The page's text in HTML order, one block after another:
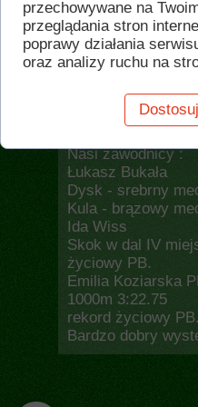
odbyły się
Nasi zawodnicy :
Łukasz Bukała
Dysk - srebrny
Kula - brązowy
Ida Wiss
Skok w dal IV
życiowy PB.
Emilia Koziarska
1000m 3:22.75
rekord życiowy PB.
Bardzo dobry
przechowywane na
przeglądania stron
poprawy działania
oraz analizy ruchu na
Dostosuj